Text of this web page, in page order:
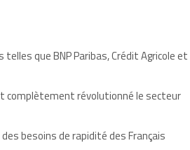
que BNP Paribas, Crédit Agricole et
complètement révolutionné le secteur
besoins de rapidité des Français